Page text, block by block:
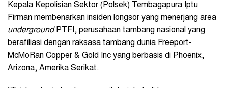
Kepala Kepolisian Sektor (Polsek) Tembagapura Iptu
Firman membenarkan insiden longsor yang menerjang area
underground PTFI, perusahaan tambang nasional yang
berafiliasi dengan raksasa tambang dunia Freeport-
McMoRan Copper & Gold Inc yang berbasis di Phoenix,
Arizona, Amerika Serikat.